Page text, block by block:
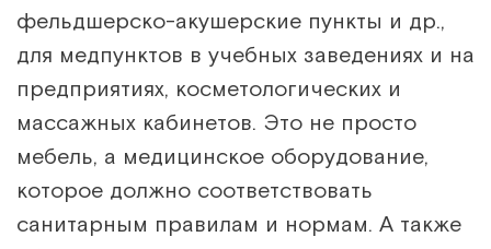
фельдшерско-акушерские пункты и др.,
для медпунктов в учебных заведениях и на
предприятиях, косметологических и
массажных кабинетов. Это не просто
мебель, а медицинское оборудование,
которое должно соответствовать
санитарным правилам и нормам. А также